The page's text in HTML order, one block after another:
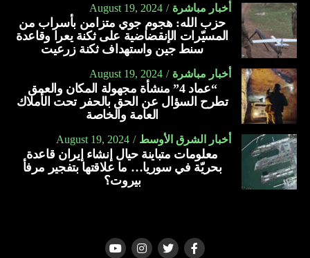
أخبار مباشرة August 19, 2024
حزب الله: هجوم جوي متزامن بأسراب من
المسيّرات الإنقضاضية على ثكنة يعرا وقاعدة
سنط جين واستهداف ثكنة زرعيت
أخبار مباشرة August 19, 2024
“عماد 4” منشأة مجهولة المكان والعمق
تطرح السؤال عن الحق بالحفر تحت الأملاك
العامة والخاصة
أخبار الشرق الأوسط August 19, 2024
معلومات متباينة حيال إنشاء إيران قاعدة
بحريّة في سوريا… ما علاقتها بتفجير مرفأ
بيروت؟